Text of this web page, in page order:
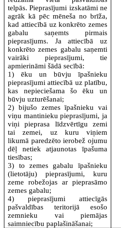
telpās. Pieprasījumi izskatāmi ne
agrāk kā pēc mēneša no brīža,
kad attiecībā uz konkrēto zemes
gabalu saņemts pirmais
pieprasījums. Ja attiecībā uz
konkrēto zemes gabalu saņemti
vairāki pieprasījumi, tie
apmierināmi šādā secībā:
1) ēku un būvju īpašnieku
pieprasījumi attiecībā uz platību,
kas nepieciešama šo ēku un
būvju uzturēšanai;
2) bijušo zemes īpašnieku vai
viņu mantinieku pieprasījumi, ja
viņi pieprasa līdzvērtīgu zemi
tai zemei, uz kuru viņiem
likumā paredzēto ierobež ojumu
dēļ netiek atjaunotas īpašuma
tiesības;
3) to zemes gabalu īpašnieku
(lietotāju) pieprasījumi, kuru
zeme robežojas ar pieprasāmo
zemes gabalu;
4) pieprasījumi attiecīgās
pašvaldības teritorijā esošo
zemnieku vai piemājas
saimniecību paplašināšanai;